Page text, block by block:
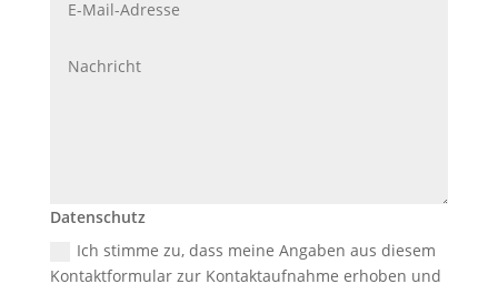
Datenschutz
Ich stimme zu, dass meine Angaben aus diesem
Kontaktformular zur Kontaktaufnahme erhoben und